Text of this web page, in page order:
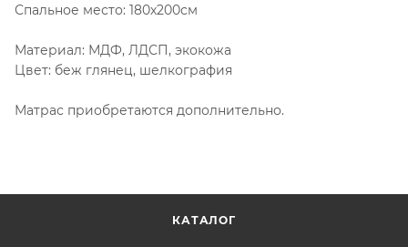
Спальное место: 180х200см
Материал: МДФ, ЛДСП, экокожа
Цвет: беж глянец, шелкография
Матрас приобретаются дополнительно.
КАТАЛОГ